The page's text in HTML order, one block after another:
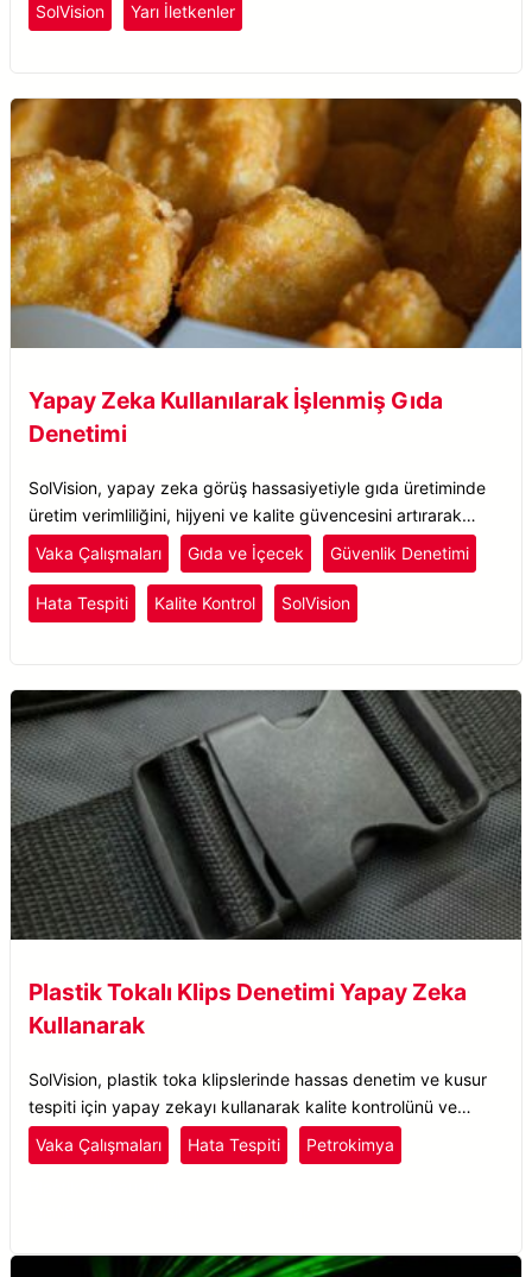
SolVision Yarı İletkenler
Yapay Zeka Kullanılarak İşlenmiş Gıda
Denetimi
SolVision, yapay zeka görüş hassasiyetiyle gıda üretiminde
üretim verimliliğini, hijyeni ve kalite güvencesini artırarak
işlenmiş gıda denetiminde devrim yaratıyor.
Vaka Çalışmaları Gıda ve İçecek Güvenlik Denetimi
Hata Tespiti Kalite Kontrol SolVision
Plastik Tokalı Klips Denetimi Yapay Zeka
Kullanarak
SolVision, plastik toka klipslerinde hassas denetim ve kusur
tespiti için yapay zekayı kullanarak kalite kontrolünü ve
üretim verimliliğini artırır.
Vaka Çalışmaları Hata Tespiti Petrokimya